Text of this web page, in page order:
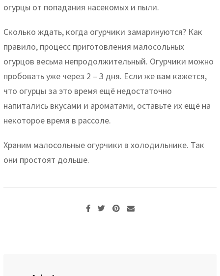
огурцы от попадания насекомых и пыли.
Сколько ждать, когда огурчики замаринуются? Как
правило, процесс приготовления малосольных
огурцов весьма непродолжительный. Огурчики можно
пробовать уже через 2 – 3 дня. Если же вам кажется,
что огурцы за это время ещё недостаточно
напитались вкусами и ароматами, оставьте их ещё на
некоторое время в рассоле.
Храним малосольные огурчики в холодильнике. Так
они простоят дольше.